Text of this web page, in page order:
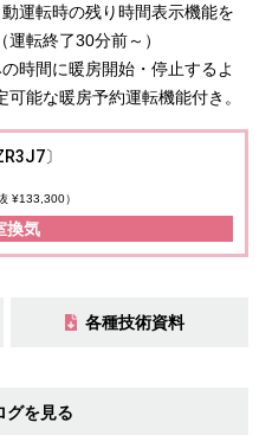
運転時の残り時間表示機能を
運転終了30分前～）
時間に暖房開始・停止するよ
可能な暖房予約運転機能付き。
〕
¥133,300）
換気
各種技術資料
グを見る